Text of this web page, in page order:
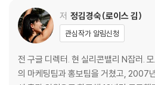
Chapter 4 영어를 잘하는 가장 빠른 방법
됐고, 일단 시작하라| 시작했다면 계속하
지 않다
PART 2 영어, 끝까지 가보겠습니다
저 정김경숙(로이스 김)
관심작가 알림신청
전 구글 디렉터. 현 실리콘밸리 N잡러.
의 마케팅팀과 홍보팀을 거쳤고, 2007